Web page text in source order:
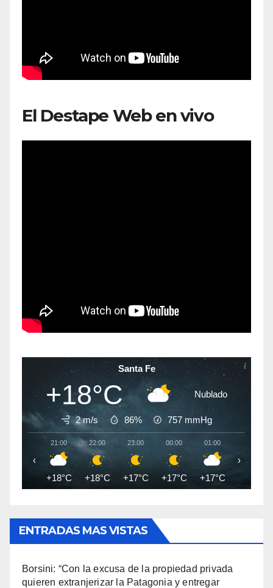
El Destape Web en vivo
Santa Fe
+18°C Nublado
2 m/s 86% 757 mmHg
21:00
+18°C
22:00
+18°C
23:00
+17°C
00:00
+17°C
01:00
+17°C +17°C
‹ ›
ENTRADAS MAS VISTAS
Borsini: “Con la excusa de la propiedad privada
quieren extranjerizar la Patagonia y entregar